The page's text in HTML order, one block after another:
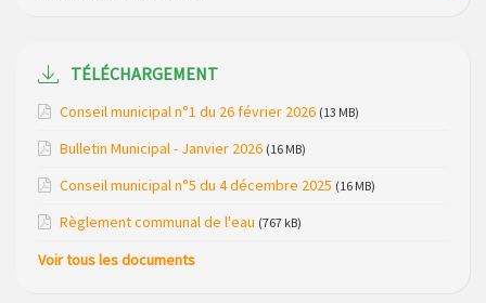
Modification de gestion du camping de Saint Just, ses
bungalows bois, ses chalets et sa piscine
Loubaresse le vendredi 20 mars 2026
2026
TÉLÉCHARGEMENT
Conseil municipal n°1 du 26 février 2026 (13 MB)
Bulletin Municipal - Janvier 2026 (16 MB)
Conseil municipal n°5 du 4 décembre 2025 (16 MB)
Règlement communal de l'eau (767 kB)
Voir tous les documents